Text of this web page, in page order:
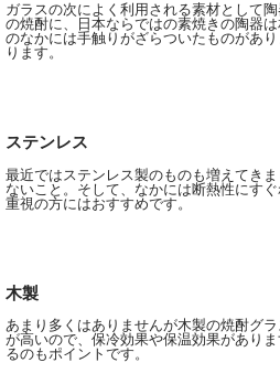
ガラスの次によく利用される素材として
の焼酎に、日本ならではの素焼きの陶器
のなかには手触りがざらついたものがあ
ります。
ステンレス
最近ではステンレス製のものも増えてき
ないこと。そして、なかには断熱性にす
重視の方にはおすすめです。
木製
あまり多くはありませんが木製の焼酎グ
が高いので、保冷効果や保温効果があり
るのもポイントです。